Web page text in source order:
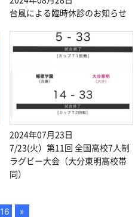
台風による臨時休診のお知らせ
2024年07月23日
7/23(火）第11回 全国高校7人制
ラグビー大会（大分東明高校帯
同）
16 »